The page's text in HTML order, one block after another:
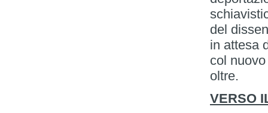
del
in attesa
col
oltre.
VERSO